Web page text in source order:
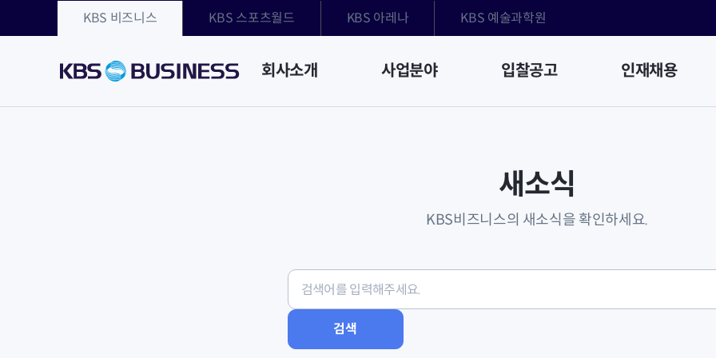
KBS 비즈니스 KBS 스포츠월드 KBS 아레나 KBS 예술과학원
회사소개 사업분야 입찰공고 인재채용
새소식
KBS비즈니스의 새소식을 확인하세요.
검색